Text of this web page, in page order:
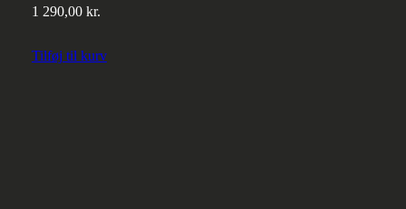
1 290,00 kr.
Tilføj til kurv